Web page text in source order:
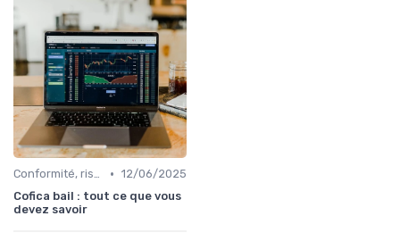
Conformité, risques & réglementation • 12/06/2025
Cofica bail : tout ce que vous
devez savoir